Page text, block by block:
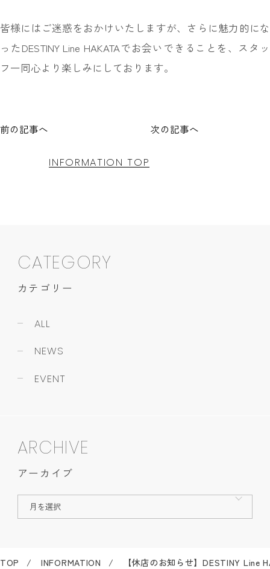
皆様にはご迷惑をおかけいたしますが、さらに魅力的にな
ったDESTINY Line HAKATAでお会いできることを、スタッ
フ一同心より楽しみにしております。
前の記事へ
INFORMATION TOP
次の記事へ
CATEGORY
カテゴリー
ALL
NEWS
EVENT
ARCHIVE
アーカイブ
TOP INFORMATION 【休店のお知らせ】DESTINY